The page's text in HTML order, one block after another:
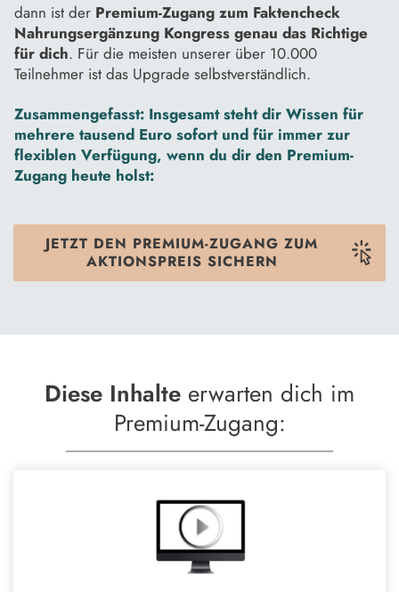
dann ist der Premium-Zugang zum Faktencheck
Nahrungsergänzung Kongress genau das Richtige
für dich. Für die meisten unserer über 10.000
Teilnehmer ist das Upgrade selbstverständlich.
Zusammengefasst: Insgesamt steht dir Wissen für
mehrere tausend Euro sofort und für immer zur
flexiblen Verfügung, wenn du dir den Premium-
Zugang heute holst:
JETZT DEN PREMIUM-ZUGANG ZUM
AKTIONSPREIS SICHERN
Diese Inhalte erwarten dich im
Premium-Zugang: